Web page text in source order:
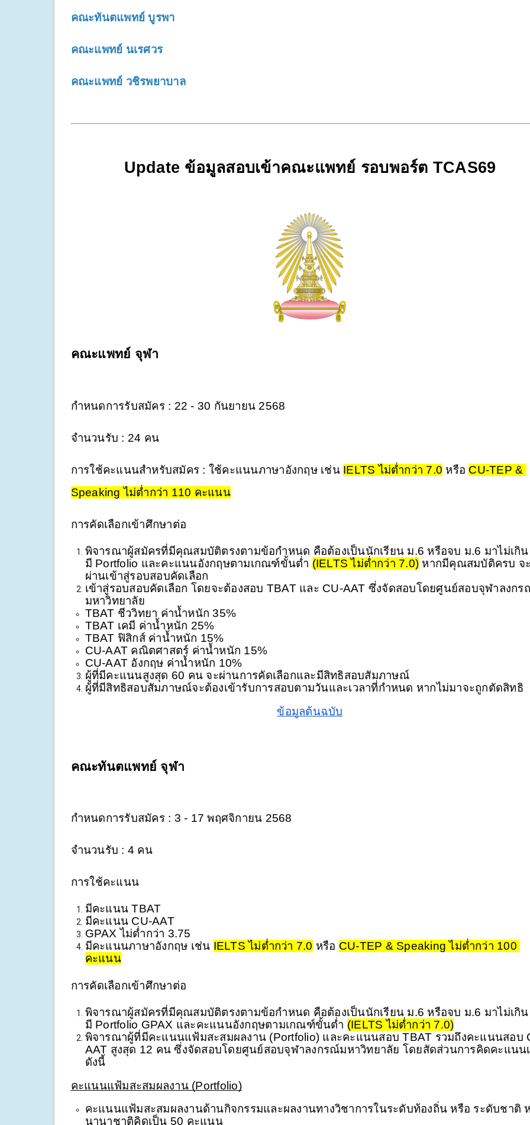
คณะทันตแพทย์ บูรพา
คณะแพทย์ นเรศวร
คณะแพทย์ วชิรพยาบาล
Update ข้อมูลสอบเข้าคณะแพทย์ รอบพอร์ต TCAS69
คณะแพทย์ จุฬา
กำหนดการรับสมัคร : 22 - 30 กันยายน 2568
จำนวนรับ : 24 คน
การใช้คะแนนสำหรับสมัคร : ใช้คะแนนภาษาอังกฤษ เช่น IELTS ไม่ต่ำกว่า 7.0 หรือ CU-TEP &
Speaking ไม่ต่ำกว่า 110 คะแนน
การคัดเลือกเข้าศึกษาต่อ
พิจารณาผู้สมัครที่มีคุณสมบัติตรงตามข้อกำหนด คือต้องเป็นนักเรียน ม.6 หรือจบ ม.6 มาไม่เกิน
มี Portfolio และคะแนนอังกฤษตามเกณฑ์ขั้นต่ำ (IELTS ไม่ต่ำกว่า 7.0) หากมีคุณสมบัติครบ จ
ผ่านเข้าสู่รอบสอบคัดเลือก
เข้าสู่รอบสอบคัดเลือก โดยจะต้องสอบ TBAT และ CU-AAT ซึ่งจัดสอบโดยศูนย์สอบจุฬาลงกร
มหาวิทยาลัย
TBAT ชีววิทยา ค่าน้ำหนัก 35%
TBAT เคมี ค่าน้ำหนัก 25%
TBAT ฟิสิกส์ ค่าน้ำหนัก 15%
CU-AAT คณิตศาสตร์ ค่าน้ำหนัก 15%
CU-AAT อังกฤษ ค่าน้ำหนัก 10%
ผู้ที่มีคะแนนสูงสุด 60 คน จะผ่านการคัดเลือกและมีสิทธิสอบสัมภาษณ์
ผู้ที่มีสิทธิสอบสัมภาษณ์จะต้องเข้ารับการสอบตามวันและเวลาที่กำหนด หากไม่มาจะถูกตัดสิทธิ
ข้อมูลต้นฉบับ
คณะทันตแพทย์ จุฬา
กำหนดการรับสมัคร : 3 - 17 พฤศจิกายน 2568
จำนวนรับ : 4 คน
การใช้คะแนน
มีคะแนน TBAT
มีคะแนน CU-AAT
GPAX ไม่ต่ำกว่า 3.75
มีคะแนนภาษาอังกฤษ เช่น IELTS ไม่ต่ำกว่า 7.0 หรือ CU-TEP & Speaking ไม่ต่ำกว่า 100
คะแนน
การคัดเลือกเข้าศึกษาต่อ
พิจารณาผู้สมัครที่มีคุณสมบัติตรงตามข้อกำหนด คือต้องเป็นนักเรียน ม.6 หรือจบ ม.6 มาไม่เกิน
มี Portfolio GPAX และคะแนนอังกฤษตามเกณฑ์ขั้นต่ำ (IELTS ไม่ต่ำกว่า 7.0)
พิจารณาผู้ที่มีคะแนนแฟ้มสะสมผลงาน (Portfolio) และคะแนนสอบ TBAT รวมถึงคะแนนสอบ
AAT สูงสุด 12 คน ซึ่งจัดสอบโดยศูนย์สอบจุฬาลงกรณ์มหาวิทยาลัย โดยสัดส่วนการคิดคะแนน
ดังนี้
คะแนนแฟ้มสะสมผลงาน (Portfolio)
คะแนนแฟ้มสะสมผลงานด้านกิจกรรมและผลงานทางวิชาการในระดับท้องถิ่น หรือ ระดับชาติ
นานาชาติคิดเป็น 50 คะแนน